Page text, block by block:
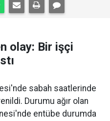
olay: Bir işçi
sabah saatlerinde
Durumu ağır olan
entübe durumda